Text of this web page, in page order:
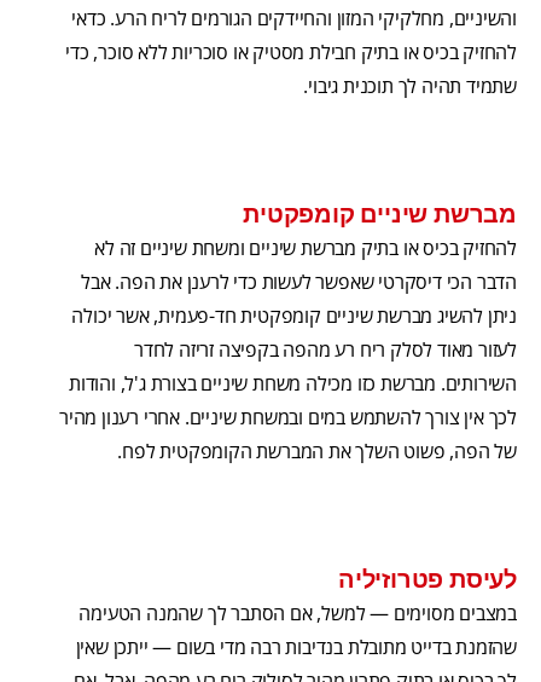
והשיניים, מחלקיקי המזון והחיידקים הגורמים לריח הרע. כדאי
להחזיק בכיס או בתיק חבילת מסטיק או סוכריות ללא סוכר, כדי
שתמיד תהיה לך תוכנית גיבוי.
מברשת שיניים קומפקטית
להחזיק בכיס או בתיק מברשת שיניים ומשחת שיניים זה לא
הדבר הכי דיסקרטי שאפשר לעשות כדי לרענן את הפה. אבל
ניתן להשיג מברשת שיניים קומפקטית חד-פעמית, אשר יכולה
לעזור מאוד לסלק ריח רע מהפה בקפיצה זריזה לחדר
השירותים. מברשת כזו מכילה משחת שיניים בצורת ג'ל, והודות
לכך אין צורך להשתמש במים ובמשחת שיניים. אחרי רענון מהיר
של הפה, פשוט השלך את המברשת הקומפקטית לפח.
לעיסת פטרוזיליה
במצבים מסוימים — למשל, אם הסתבר לך שהמנה הטעימה
שהזמנת בדייט מתובלת בנדיבות רבה מדי בשום — ייתכן שאין